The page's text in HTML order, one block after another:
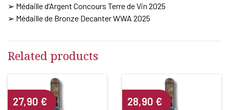
➢ Médaille d’Argent Concours Terre de Vin 2025
➢ Médaille de Bronze Decanter WWA 2025
Related products
27,90 € 28,90 €